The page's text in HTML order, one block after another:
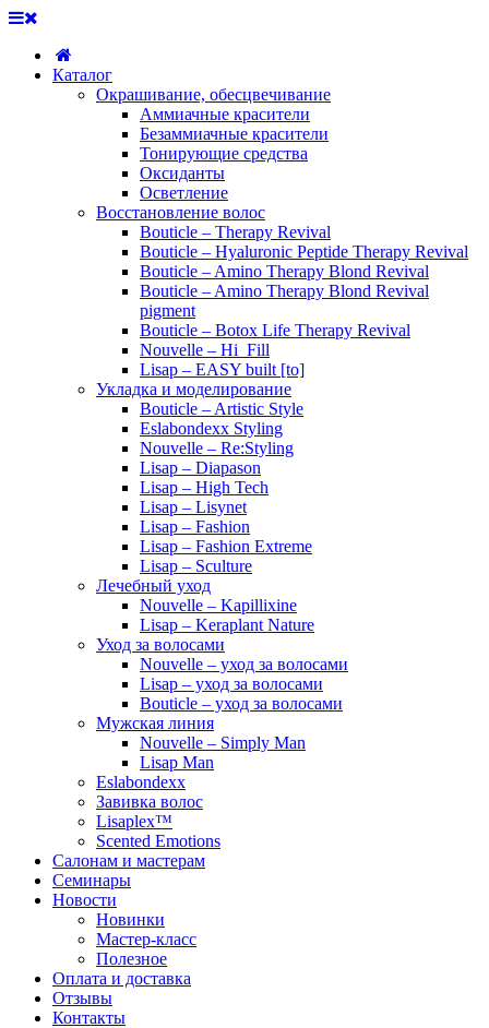
Каталог
Окрашивание, обесцвечивание
Аммиачные красители
Безаммиачные красители
Тонирующие средства
Оксиданты
Осветление
Восстановление волос
Bouticle – Therapy Revival
Bouticle – Hyaluronic Peptide Therapy Revival
Bouticle – Amino Therapy Blond Revival
Bouticle – Amino Therapy Blond Revival
pigment
Bouticle – Botox Life Therapy Revival
Nouvelle – Hi_Fill
Lisap – EASY built [to]
Укладка и моделирование
Bouticle – Artistic Style
Eslabondexx Styling
Nouvelle – Re:Styling
Lisap – Diapason
Lisap – High Tech
Lisap – Lisynet
Lisap – Fashion
Lisap – Fashion Extreme
Lisap – Sculture
Лечебный уход
Nouvelle – Kapillixine
Lisap – Keraplant Nature
Уход за волосами
Nouvelle – уход за волосами
Lisap – уход за волосами
Bouticle – уход за волосами
Мужская линия
Nouvelle – Simply Man
Lisap Man
Eslabondexx
Завивка волос
Lisaplex™
Scented Emotions
Салонам и мастерам
Семинары
Новости
Новинки
Мастер-класс
Полезное
Оплата и доставка
Отзывы
Контакты